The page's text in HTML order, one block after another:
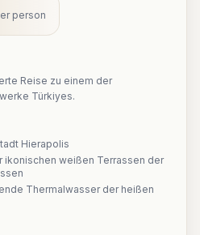
person
Reise zu einem der
Türkiyes.
Hierapolis
ikonischen weißen Terrassen der
Thermalwasser der heißen